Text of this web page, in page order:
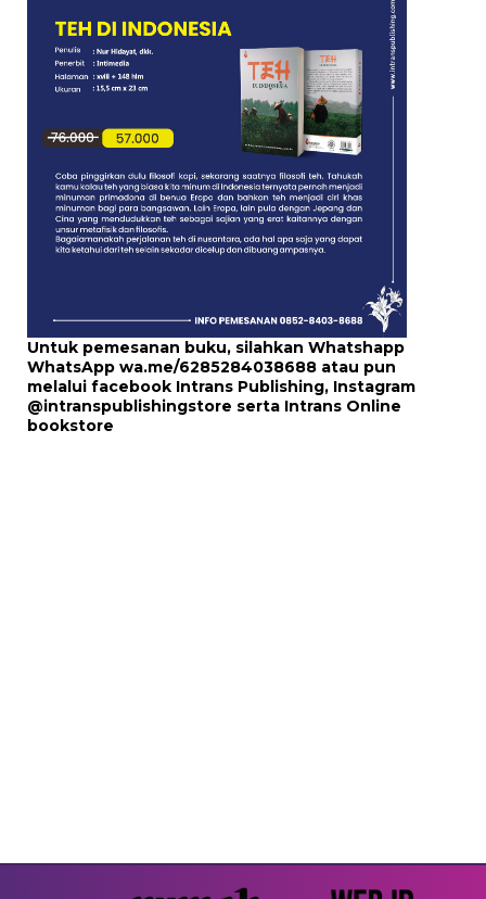
Untuk pemesanan buku, silahkan Whatshapp
WhatsApp wa.me/6285284038688 atau pun
melalui facebook Intrans Publishing, Instagram
@intranspublishingstore serta Intrans Online
bookstore